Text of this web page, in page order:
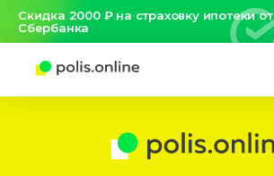
Скидка 2000 ₽ на страховку ипотеки от
Сбербанка